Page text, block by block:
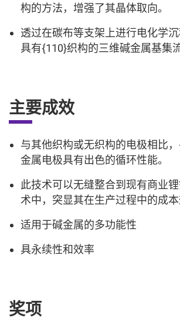
构的方法，增强了其晶体取向。
透过在碳布等支架上进行电化学
具有{110}织构的三维碱金属基集流
主要成效
与其他织构或无织构的电极相比
金属电极具有出色的循环性能。
此技术可以无缝整合到现有商业
术中，突显其在生产过程中的成本
适用于碱金属的多功能性
具永续性和效率
奖项